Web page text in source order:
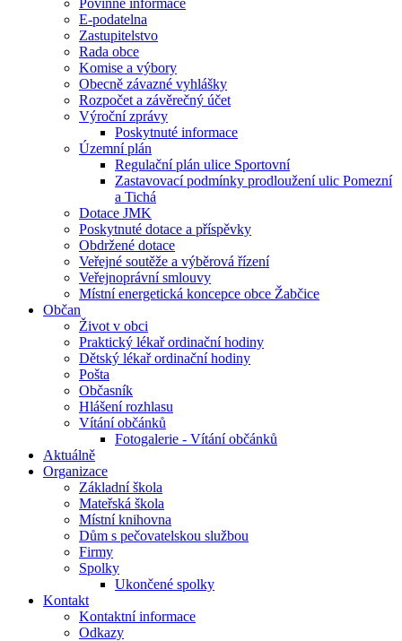
Povinné informace
E-podatelna
Zastupitelstvo
Rada obce
Komise a výbory
Obecně závazné vyhlášky
Rozpočet a závěrečný účet
Výroční zprávy
Poskytnuté informace
Územní plán
Regulační plán ulice Sportovní
Zastavovací podmínky prodloužení ulic Pomezní
a Tichá
Dotace JMK
Poskytnuté dotace a příspěvky
Obdržené dotace
Veřejné soutěže a výběrová řízení
Veřejnoprávní smlouvy
Místní energetická koncepce obce Žabčice
Občan
Život v obci
Praktický lékař ordinační hodiny
Dětský lékař ordinační hodiny
Pošta
Občasník
Hlášení rozhlasu
Vítání občánků
Fotogalerie - Vítání občánků
Aktuálně
Organizace
Základní škola
Mateřská škola
Místní knihovna
Dům s pečovatelskou službou
Firmy
Spolky
Ukončené spolky
Kontakt
Kontaktní informace
Odkazy